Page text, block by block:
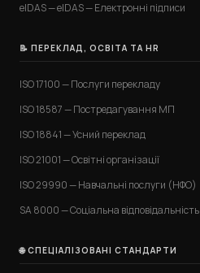
eIDAS — eIDAS — Електронні підписи
📝 ПЕРЕКЛАД, ОСВІТА ТА HR
ISO 17100 — Послуги перекладу
ISO 18587 — Постредагування МП
ISO 18841 — Усний переклад
ISO 21001 — Освітні організації
ISO 29990 — Навчальні послуги (НФО)
SA 8000 — Соціальна відповідальність
🌐 СПЕЦІАЛІЗОВАНІ СТАНДАРТИ